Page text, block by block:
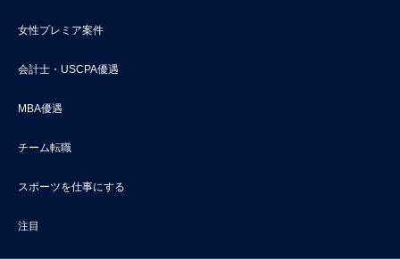
女性プレミア案件
会計士・USCPA優遇
MBA優遇
チーム転職
スポーツを仕事にする
注目